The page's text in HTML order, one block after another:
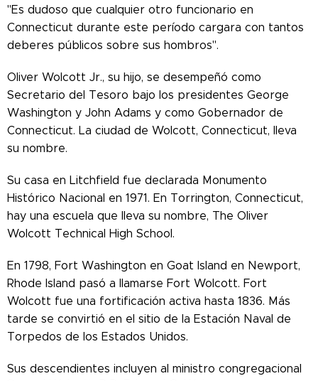
"Es dudoso que cualquier otro funcionario en
Connecticut durante este período cargara con tantos
deberes públicos sobre sus hombros".
Oliver Wolcott Jr., su hijo, se desempeñó como
Secretario del Tesoro bajo los presidentes George
Washington y John Adams y como Gobernador de
Connecticut. La ciudad de Wolcott, Connecticut, lleva
su nombre.
Su casa en Litchfield fue declarada Monumento
Histórico Nacional en 1971. En Torrington, Connecticut,
hay una escuela que lleva su nombre, The Oliver
Wolcott Technical High School.
En 1798, Fort Washington en Goat Island en Newport,
Rhode Island pasó a llamarse Fort Wolcott. Fort
Wolcott fue una fortificación activa hasta 1836. Más
tarde se convirtió en el sitio de la Estación Naval de
Torpedos de los Estados Unidos.
Sus descendientes incluyen al ministro congregacional